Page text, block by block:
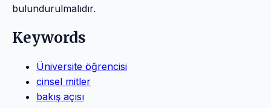
bulundurulmalıdır.
Keywords
Üniversite öğrencisi
cinsel mitler
bakış açısı